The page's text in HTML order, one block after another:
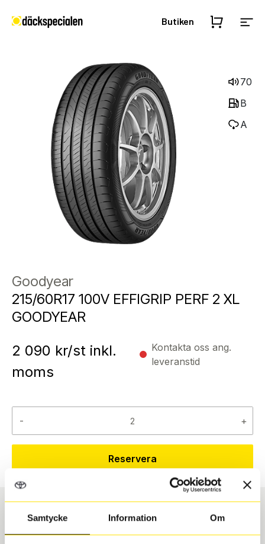
Samtycke Information Om
Butiken
70
B
A
Goodyear
215/60R17 100V EFFIGRIP PERF 2 XL
GOODYEAR
2 090 kr/st inkl.
moms
Kontakta oss ang.
leveranstid
- +
Reservera
Däcktyp
Sommar
Däckstorlek
215/60 R 17 100V